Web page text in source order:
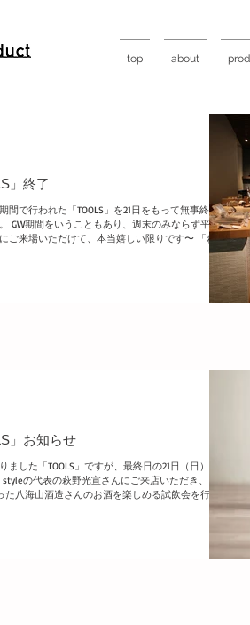
top about
」終了
間で行われた「TOOLS」を21日をもって無事終了す
GW期間をいうこともあり、週末のみならず平日も
ご来場いただけて、本当嬉しい限りです〜 「ねる
士珈機の福島社長にもご来店いただき、実演＆コ
」お知らせ
ました「TOOLS」ですが、最終日の21日（日）に参
styleの代表の萩野光宣さんにご来店いただき、「三
た八海山酒造さんのお酒を楽しめる試飲会を行いま